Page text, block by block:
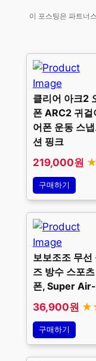
이 포스팅은 파트너
클리어 아크2
폰 ARC2 귀걸
어폰 운동 스
션 핑크
219,000원
구매하기
보보조조 무선
즈 방수 스포
폰, Super
36,900원
구매하기